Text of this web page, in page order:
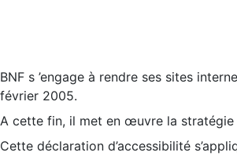
BNF s ’engage à rendre ses sites
février 2005.
A cette fin, il met en œuvre la
Cette déclaration d’accessibilité